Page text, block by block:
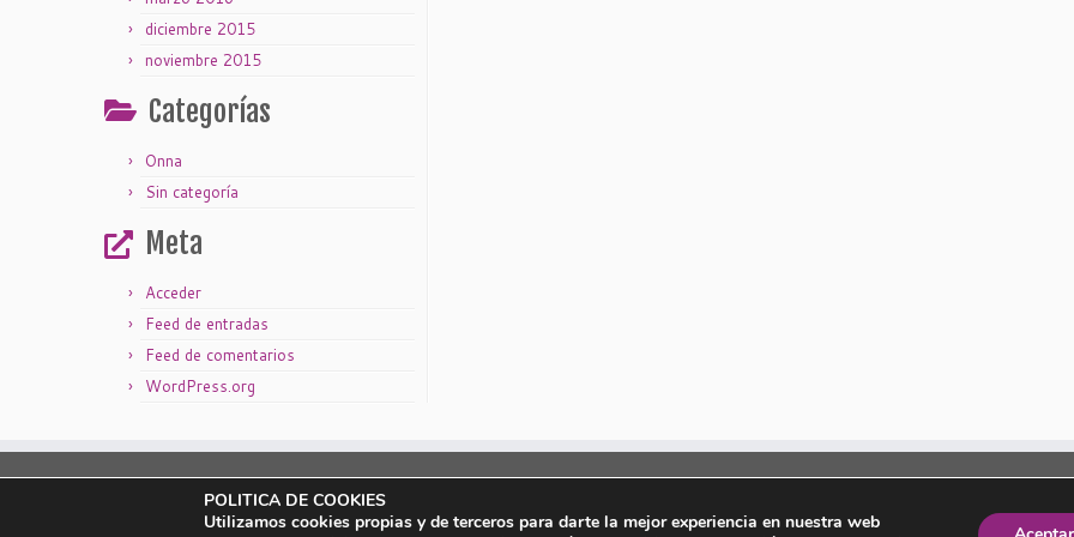
diciembre 2015
noviembre 2015
Categorías
Onna
Sin categoría
Meta
Acceder
Feed de entradas
Feed de comentarios
WordPress.org
Política de privacidad| Política de cookies
POLITICA DE COOKIES
Utilizamos cookies propias y de terceros para darte la mejor experiencia en nuestra web